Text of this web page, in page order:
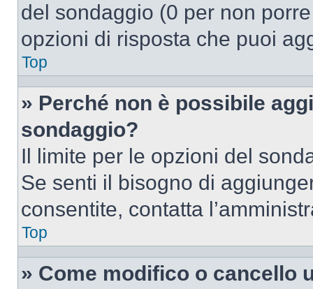
del sondaggio (0 per non
opzioni di risposta che puoi
Top
» Perché non è possibile
sondaggio?
Il limite per le opzioni del
Se senti il bisogno di
consentite, contatta
Top
» Come modifico o cancello